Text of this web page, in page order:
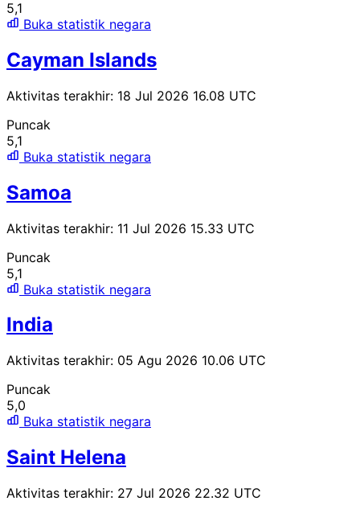
5,1
Buka statistik negara
Cayman Islands
Aktivitas terakhir: 18 Jul 2026 16.08 UTC
Puncak
5,1
Buka statistik negara
Samoa
Aktivitas terakhir: 11 Jul 2026 15.33 UTC
Puncak
5,1
Buka statistik negara
India
Aktivitas terakhir: 05 Agu 2026 10.06 UTC
Puncak
5,0
Buka statistik negara
Saint Helena
Aktivitas terakhir: 27 Jul 2026 22.32 UTC